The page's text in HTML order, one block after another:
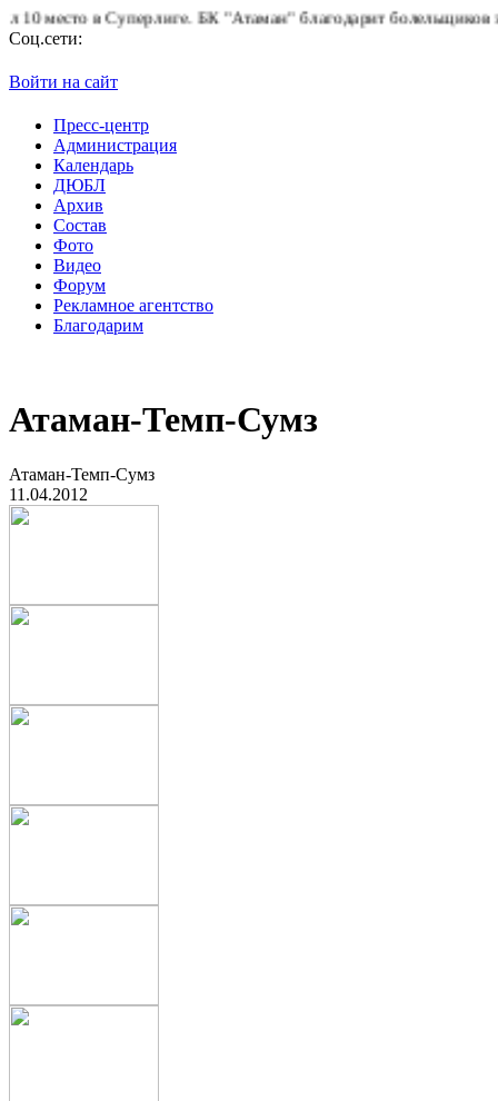
в Суперлиге.БК "Атаман" благодарит болельщиков за
Соц.сети:
Войти на сайт
Пресс-центр
Администрация
Календарь
ДЮБЛ
Архив
Состав
Фото
Видео
Форум
Рекламное агентство
Благодарим
Атаман-Темп-Сумз
Атаман-Темп-Сумз
11.04.2012